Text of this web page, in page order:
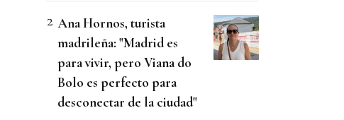
Ana Hornos, turista
madrileña: "Madrid es
para vivir, pero Viana do
Bolo es perfecto para
desconectar de la ciudad"